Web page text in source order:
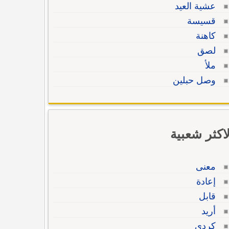
عشية العيد
قسيسة
كاهنة
لصق
ملأ
وصل حبلين
شعبية
معنى
إعادة
قابل
أريد
كردي